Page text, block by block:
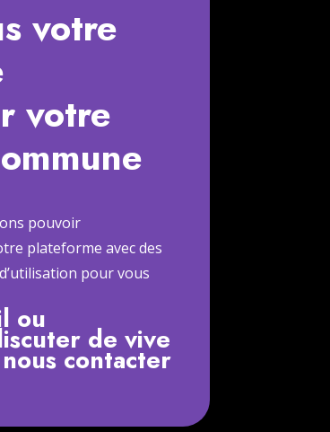
votre
votre
pouvoir
plateforme avec des
pour vous
ou
de vive
contacter